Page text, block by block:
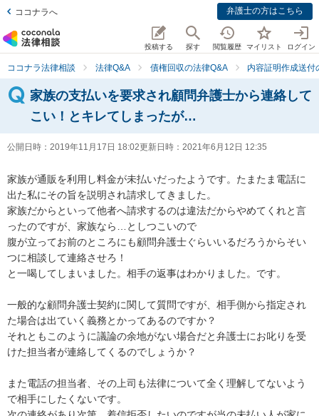
ココナラへ 弁護士の方はこちら
投稿する 探す 閲覧履歴 マイリスト ログイン
ココナラ法律相談 法律Q&A 債権回収の法律Q&A 内容証明作成送付
家族の支払いを要求され顧問弁護士から連絡して
こい！とキレてしまったが…
公開日時： 2019年11月17日 18:02更新日時： 2021年6月12日 12:35
家族が通販を利用し料金が未払いだったようです。たまたま電話に
出た私にその旨を説明され請求してきました。
家族だからといって他者へ請求するのは違法だからやめてくれと言
ったのですが、家族なら…としつこいので
腹が立ってお前のところにも顧問弁護士ぐらいいるだろうからそい
つに相談して連絡させろ！
と一喝してしまいました。相手の返事はわかりました。です。
一般的な顧問弁護士契約に関して質問ですが、相手側から指定され
た場合は出ていく義務とかってあるのですか？
それともこのように議論の余地がない場合だと弁護士にお叱りを受
けた担当者が連絡してくるのでしょうか？
また電話の担当者、その上司も法律について全く理解してないよう
で相手にしたくないです。